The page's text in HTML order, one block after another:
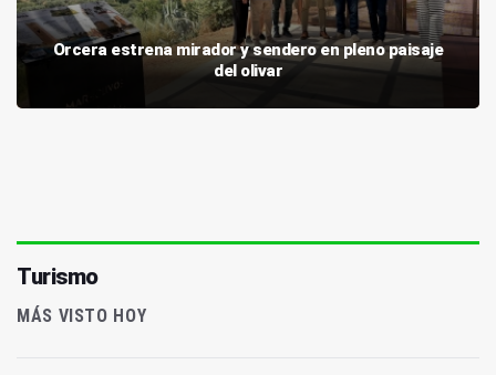
Orcera estrena mirador y sendero en pleno paisaje
del olivar
Turismo
MÁS VISTO HOY